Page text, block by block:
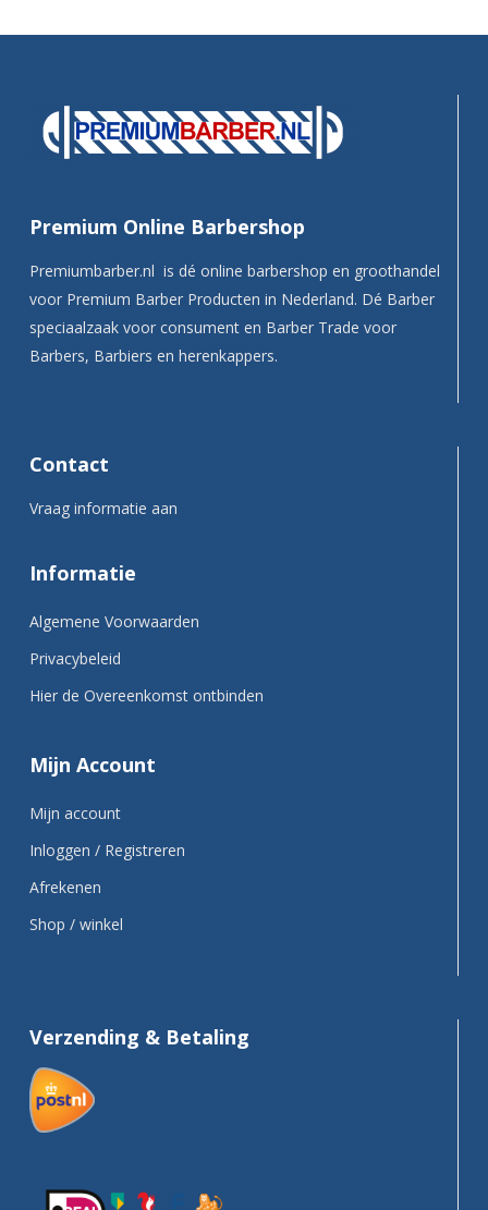
Premium Online Barbershop
Premiumbarber.nl is dé online barbershop en groothandel
voor Premium Barber Producten in Nederland. Dé Barber
speciaalzaak voor consument en Barber Trade voor
Barbers, Barbiers en herenkappers.
Contact
Vraag informatie aan
Informatie
Algemene Voorwaarden
Privacybeleid
Hier de Overeenkomst ontbinden
Mijn Account
Mijn account
Inloggen / Registreren
Afrekenen
Shop / winkel
Verzending & Betaling